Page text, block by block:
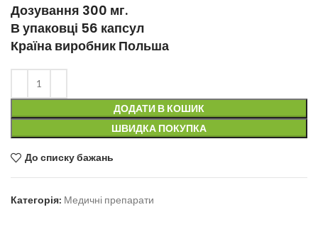
Дозування 300 мг.
В упаковці 56 капсул
Країна виробник Польша
ДОДАТИ В КОШИК
ШВИДКА ПОКУПКА
До списку бажань
Категорія: Медичні препарати